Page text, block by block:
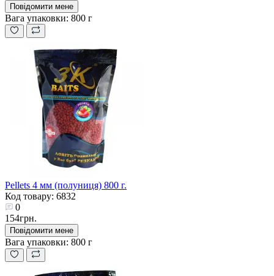
Повідомити мене
Вага упаковки: 800 г
Pellets 4 мм (полуниця) 800 г.
Код товару: 6832
0
154грн.
Повідомити мене
Вага упаковки: 800 г